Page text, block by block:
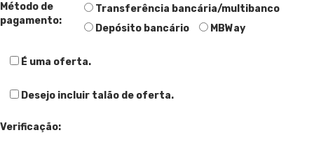
Método de
pagamento:
Transferência bancária/multibanco
Depósito bancário
MBWay
É uma oferta.
Desejo incluir talão de oferta.
Verificação: